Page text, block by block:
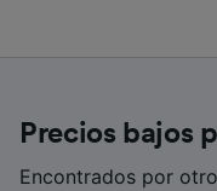
Precios bajos
Encontrados por